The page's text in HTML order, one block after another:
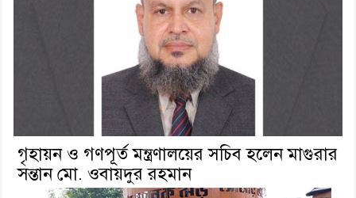
গৃহায়ন ও গণপূর্ত মন্ত্রণালয়ের সচিব হলেন মাগুরার
সন্তান মো. ওবায়দুর রহমান